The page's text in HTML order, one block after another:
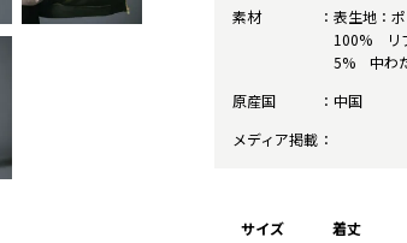
素材
表生地：
100% リ
5% 中わ
原産国
中国
メディア掲載
サイズ 着丈